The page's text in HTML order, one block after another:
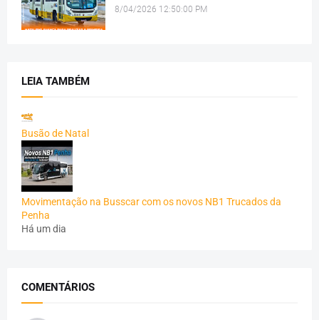
8/04/2026 12:50:00 PM
LEIA TAMBÉM
Busão de Natal
Movimentação na Busscar com os novos NB1 Trucados da
Penha
Há um dia
COMENTÁRIOS